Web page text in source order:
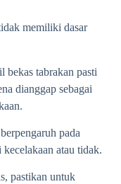
memiliki dasar
bekas tabrakan pasti
dianggap sebagai
pada
atau tidak.
pastikan untuk